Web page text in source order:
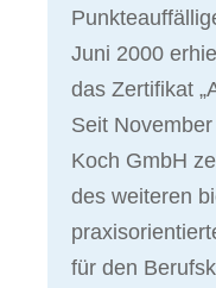
Juni 2000
das Zertifikat
Seit
Koch GmbH
des weiteren
für den